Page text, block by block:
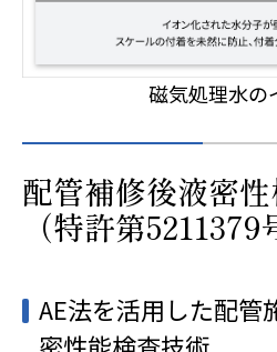
磁気処理水の
配管補修後液密
（特許第5211379
AE法を活用した配管